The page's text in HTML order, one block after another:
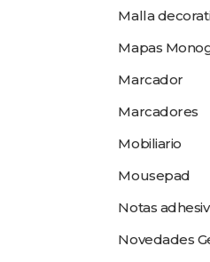
Malla
Mapas
Marcador
Marcadores
Mobiliario
Mousepad
Notas
Novedades